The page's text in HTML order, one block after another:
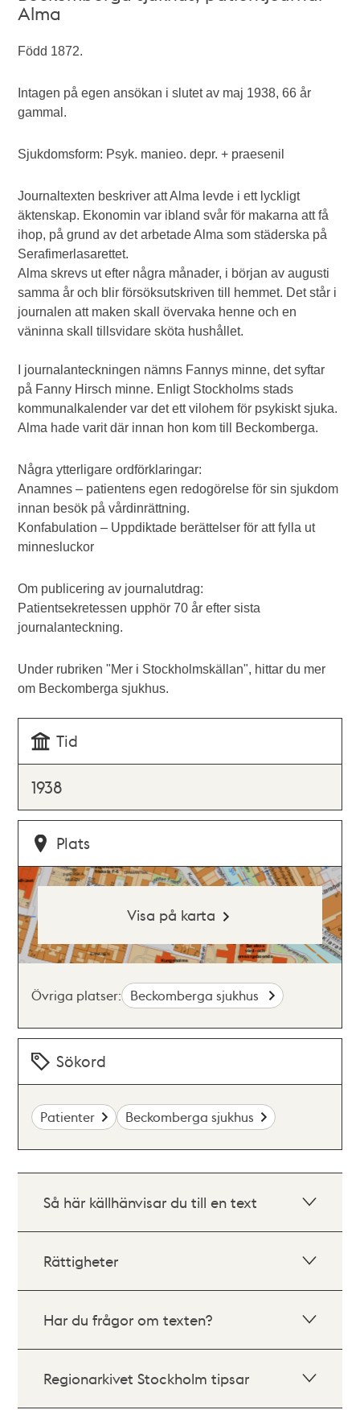
Alma
Född 1872.
Intagen på egen ansökan i slutet av maj 1938, 66 år
gammal.
Sjukdomsform: Psyk. manieo. depr. + praesenil
Journaltexten beskriver att Alma levde i ett lyckligt
äktenskap. Ekonomin var ibland svår för makarna att få
ihop, på grund av det arbetade Alma som städerska på
Serafimerlasarettet.
Alma skrevs ut efter några månader, i början av augusti
samma år och blir försöksutskriven till hemmet. Det står i
journalen att maken skall övervaka henne och en
väninna skall tillsvidare sköta hushållet.
I journalanteckningen nämns Fannys minne, det syftar
på Fanny Hirsch minne. Enligt Stockholms stads
kommunalkalender var det ett vilohem för psykiskt sjuka.
Alma hade varit där innan hon kom till Beckomberga.
Några ytterligare ordförklaringar:
Anamnes – patientens egen redogörelse för sin sjukdom
innan besök på vårdinrättning.
Konfabulation – Uppdiktade berättelser för att fylla ut
minnesluckor
Om publicering av journalutdrag:
Patientsekretessen upphör 70 år efter sista
journalanteckning.
Under rubriken "Mer i Stockholmskällan", hittar du mer
om Beckomberga sjukhus.
Tid
1938
Plats
Visa på karta
Övriga platser: Beckomberga sjukhus
Sökord
Patienter Beckomberga sjukhus
Så här källhänvisar du till en text
Rättigheter
Har du frågor om texten?
Regionarkivet Stockholm tipsar